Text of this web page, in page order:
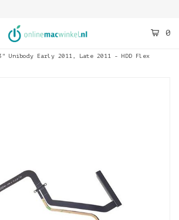
0
Unibody Early 2011, Late 2011 - HDD Flex